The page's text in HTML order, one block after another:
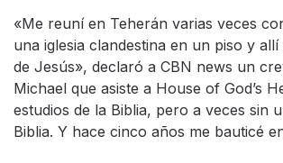
«Me reuní en Teherán varias veces
una iglesia clandestina en un piso y
de Jesús», declaró a CBN news un
Michael que asiste a House of God’s
estudios de la Biblia, pero a veces sin
Biblia. Y hace cinco años me bauticé